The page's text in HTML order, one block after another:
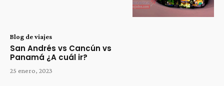
Blog de viajes
San Andrés vs Cancún vs
Panamá ¿A cuál ir?
25 enero, 2023